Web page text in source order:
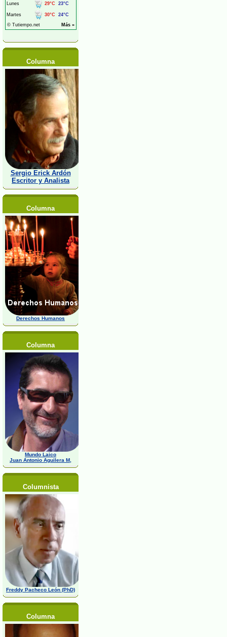
Columna
Sergio Erick Ardón
Escritor y Analista
Columna
Derechos Humanos
Columna
Mundo Laico
Juan Antonio Aguilera M,
Columnista
Freddy Pacheco León (PhD)
Columna